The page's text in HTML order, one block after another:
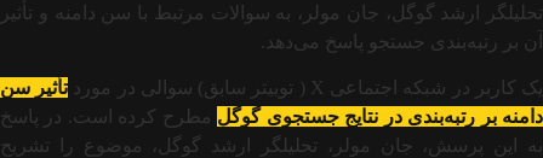
تحلیلگر ارشد گوگل، جان مولر، به سوالات مرتبط با سن دامنه و تأثیر
آن بر رتبه‌بندی جستجو پاسخ می‌دهد.
یک کاربر در شبکه اجتماعی X ( توییتر سابق) سوالی در مورد
تأثیر سن
دامنه بر رتبه‌بندی در نتایج جستجوی گوگل مطرح کرده است. در پاسخ
به این پرسش، جان مولر، تحلیلگر ارشد گوگل، موضوع را تشریح